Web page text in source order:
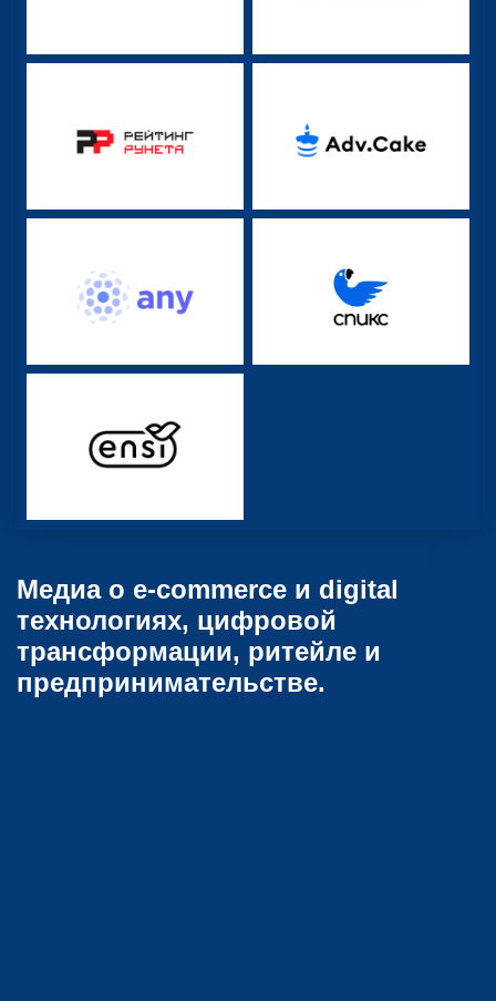
Медиа о e-commerce и digital
технологиях, цифровой
трансформации, ритейле и
предпринимательстве.